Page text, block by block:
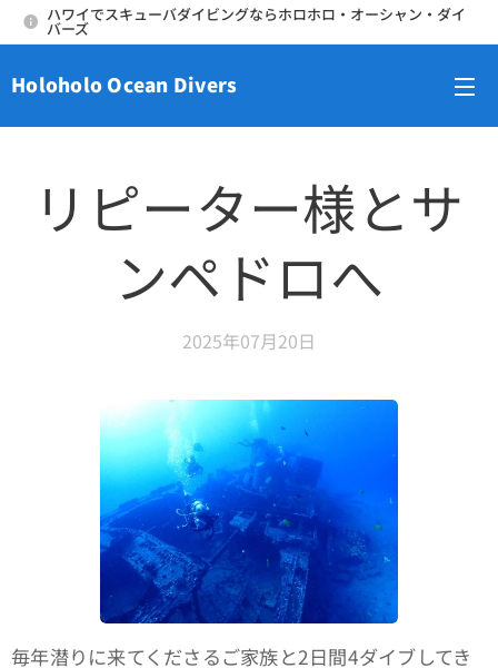
ハワイでスキューバダイビングならホロホロ・オーシャン・ダイ
バーズ
Holoholo Ocean Divers
リピーター様とサ
ンペドロへ
2025年07月20日
毎年潜りに来てくださるご家族と2日間4ダイブしてき